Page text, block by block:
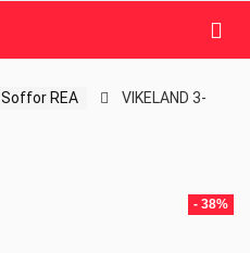
Soffor REA
VIKELAND 3-
- 38%